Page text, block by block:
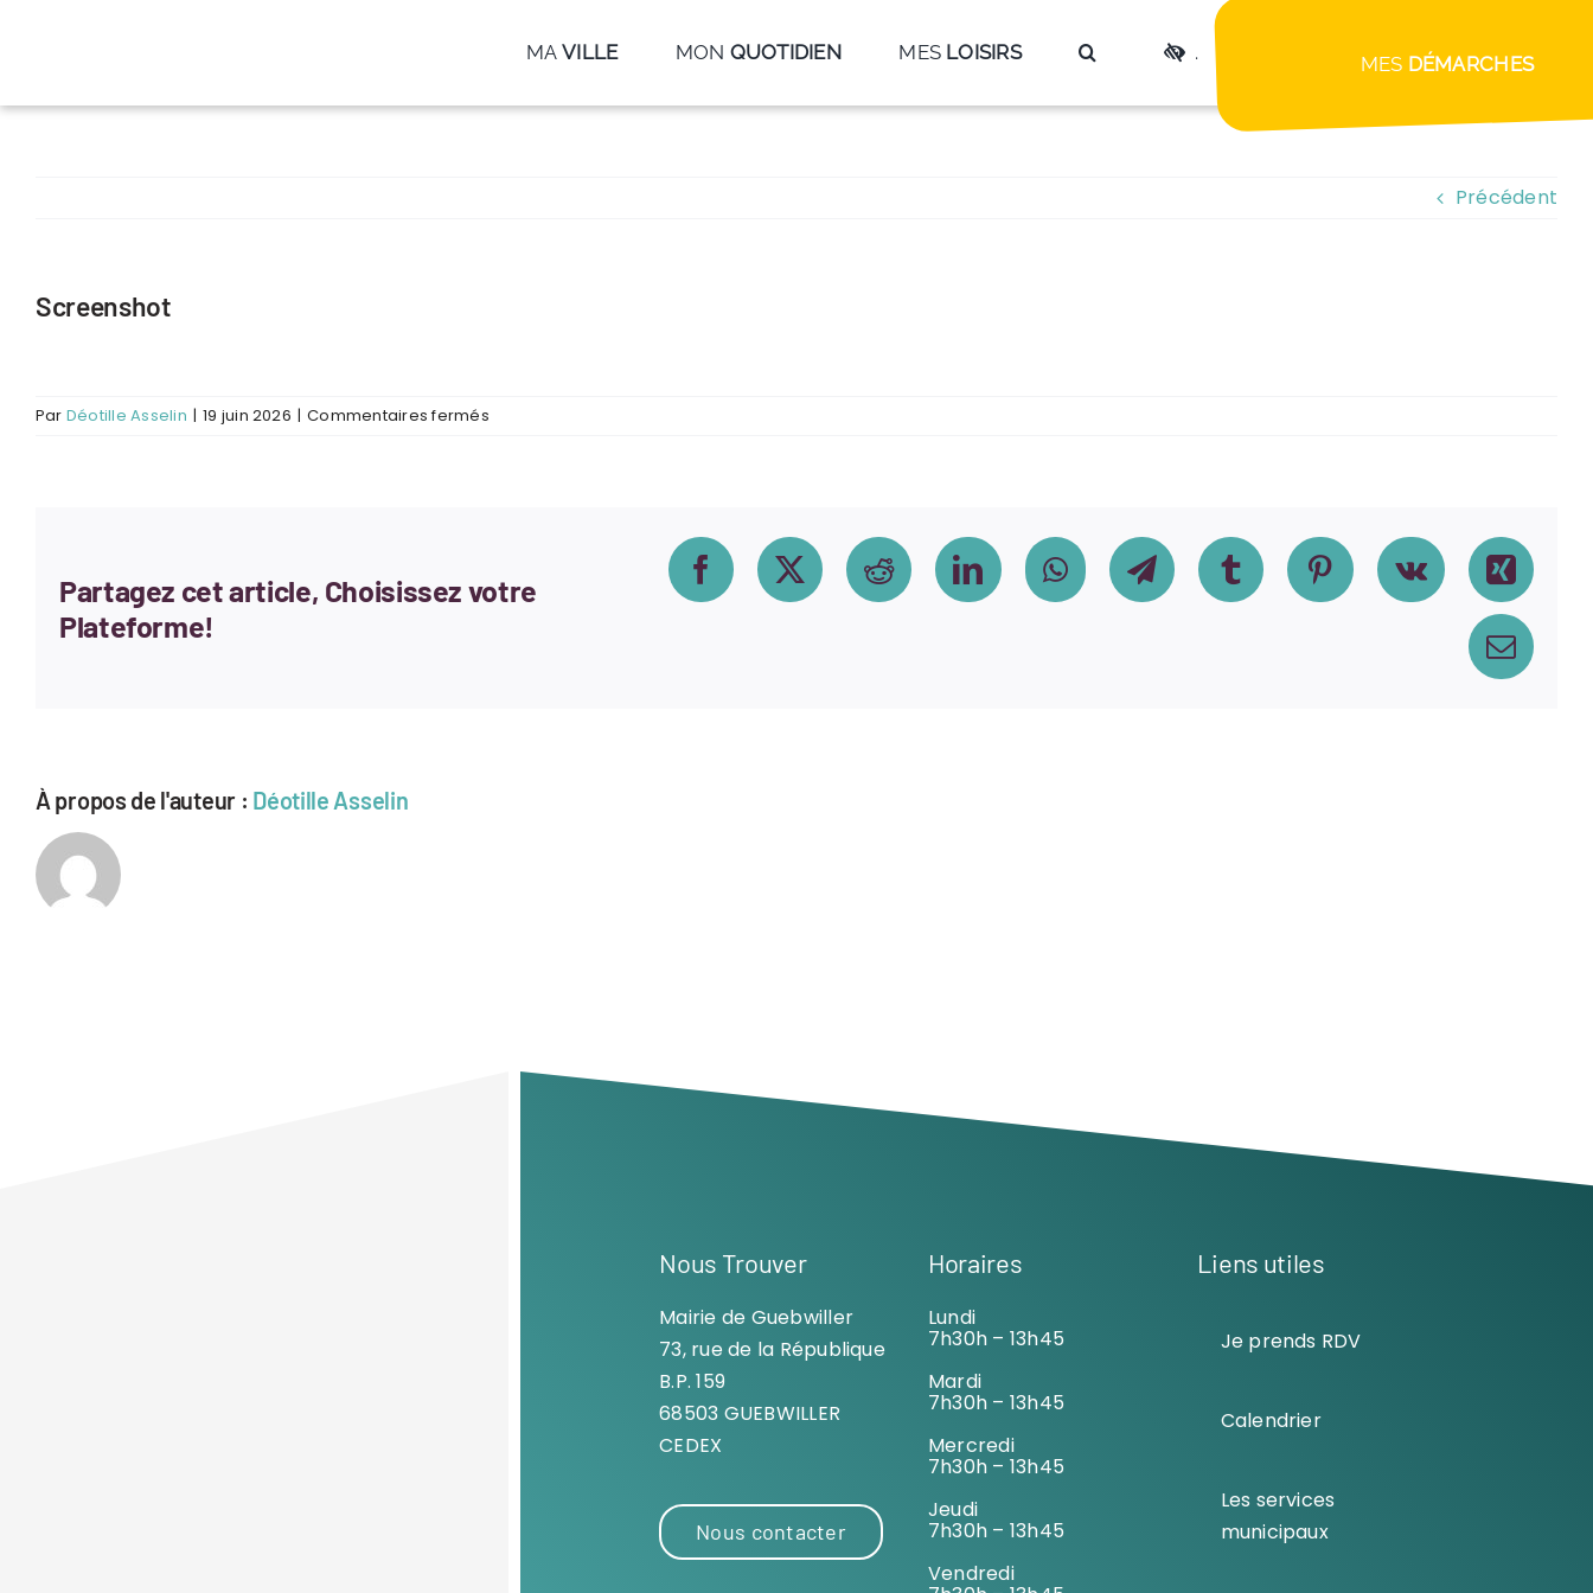
MA VILLE MON QUOTIDIEN MES LOISIRS . MES DÉMARCHES
Précédent
Screenshot
Par Déotille Asselin | 19 juin 2026 | Commentaires ferméssur
Partagez cet article, Choisissez votre
Plateforme!
FacebookX Reddit LinkedInWhatsAppTelegramTumblr PinterestVk Xing
Email
À propos de l'auteur : Déotille Asselin
Nous Trouver
Mairie de Guebwiller
73, rue de la République
B.P. 159
68503 GUEBWILLER
CEDEX
Nous contacter
Horaires
Lundi
7h30h – 13h45
Mardi
7h30h – 13h45
Mercredi
7h30h – 13h45
Jeudi
7h30h – 13h45
Vendredi
Liens utiles
Je prends RDV
Calendrier
Les services
municipaux